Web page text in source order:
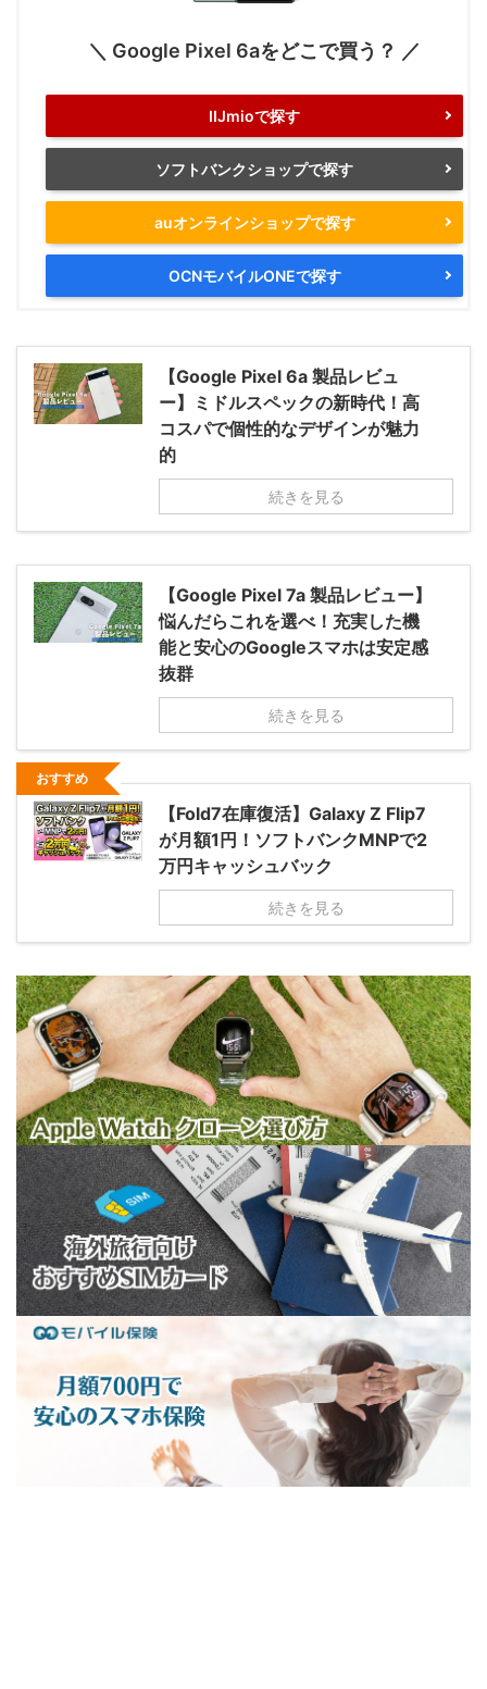
＼ Google Pixel 6aをどこで買う？ ／
IIJmioで探す
ソフトバンクショップで探す
auオンラインショップで探す
OCNモバイルONEで探す
【Google Pixel 6a 製品レビュ
ー】ミドルスペックの新時代！高
コスパで個性的なデザインが魅力
的
続きを見る
【Google Pixel 7a 製品レビュー】
悩んだらこれを選べ！充実した機
能と安心のGoogleスマホは安定感
抜群
続きを見る
おすすめ
【Fold7在庫復活】Galaxy Z Flip7
が月額1円！ソフトバンクMNPで2
万円キャッシュバック
続きを見る